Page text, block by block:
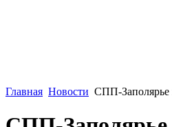
Главная Новости СПП-Заполярье